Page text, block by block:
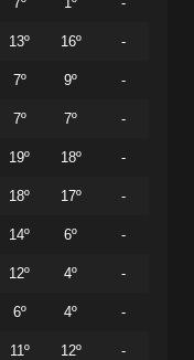
13º 16º -
7º 9º -
7º 7º -
19º 18º -
18º 17º -
14º 6º -
12º 4º -
6º 4º -
11º 12º -